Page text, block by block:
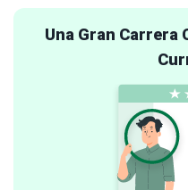
Una Gran Carrera